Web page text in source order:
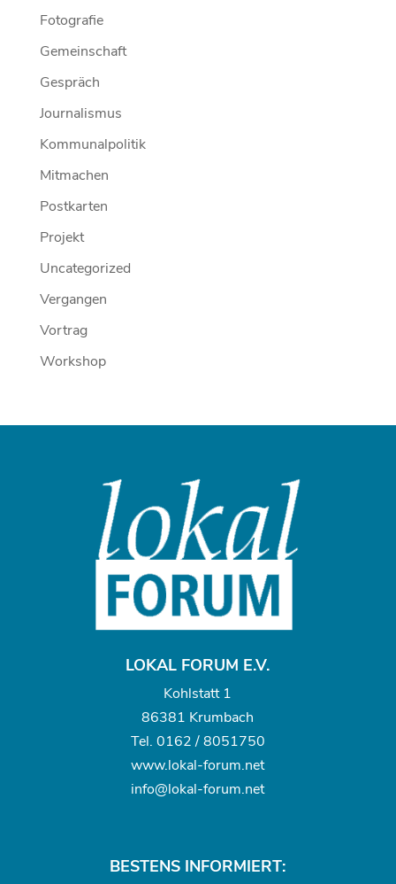
Fotografie
Gemeinschaft
Gespräch
Journalismus
Kommunalpolitik
Mitmachen
Postkarten
Projekt
Uncategorized
Vergangen
Vortrag
Workshop
LOKAL FORUM E.V.
Kohlstatt 1
86381 Krumbach
Tel. 0162 / 8051750
www.lokal-forum.net
info@lokal-forum.net
BESTENS INFORMIERT: